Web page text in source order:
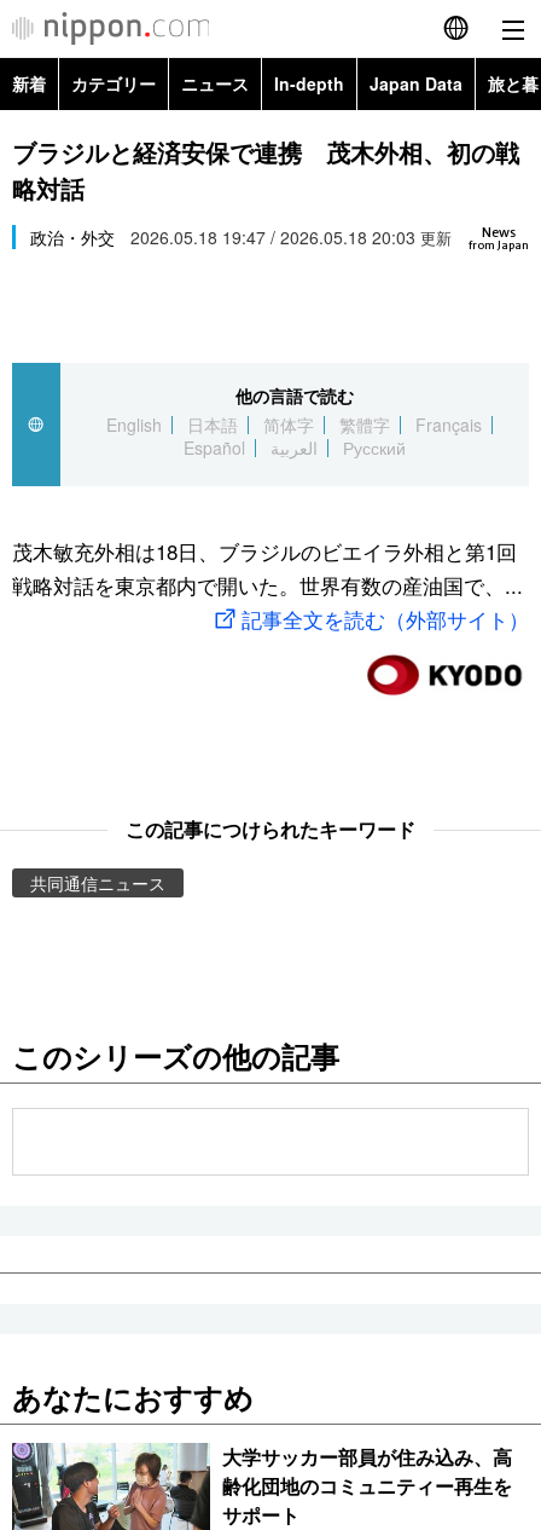
English
简体字
Русский
カテゴリー
経済・ビジネス
国際
文化
トップ
アーカイブ
In-depth
Japan Data
動画/Live
お知らせ
新着 カテゴリー ニュース In-depth Japan Data 旅と
政治・外交
経済・ビジネス
スポーツ・東京2020
Topics
ブラジルと経済安保で連携 茂木外相、初の戦
略対話
News
from Japan
政治・外交 2026.05.18 19:47 / 2026.05.18 20:03 更新
他の言語で読む
English
日本語 简体字 繁體字
Français
Español
العربية Русский
茂木敏充外相は18日、ブラジルのビエイラ外相と第1回
戦略対話を東京都内で開いた。世界有数の産油国で、...
記事全文を読む（外部サイト）
この記事につけられたキーワード
共同通信ニュース
このシリーズの他の記事
あなたにおすすめ
大学サッカー部員が住み込み、高
齢化団地のコミュニティー再生を
サポート